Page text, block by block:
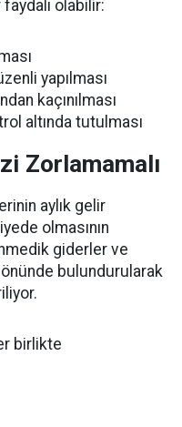
olabilir:
yapılması
kaçınılması
altında tutulması
Zorlamamalı
aylık gelir
olmasının
giderler ve
bulundurularak
birlikte